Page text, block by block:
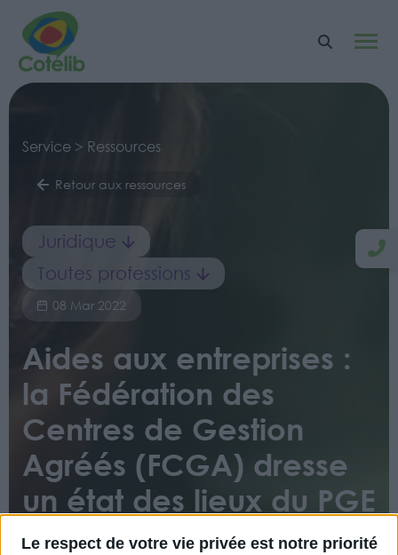
Le respect de votre vie privée est notre priorité
Service > Ressources
Retour aux ressources
Juridique
Toutes professions
08 Mar 2022
Aides aux entreprises :
la Fédération des
Centres de Gestion
Agréés (FCGA) dresse
un état des lieux du PGE
dans les TPE